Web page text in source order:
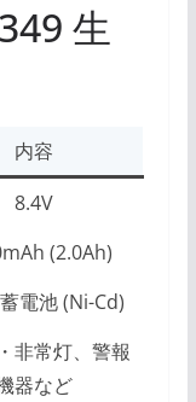
生
内容
8.4V
(2.0Ah)
電池 (Ni-Cd)
非常灯、警報
器など